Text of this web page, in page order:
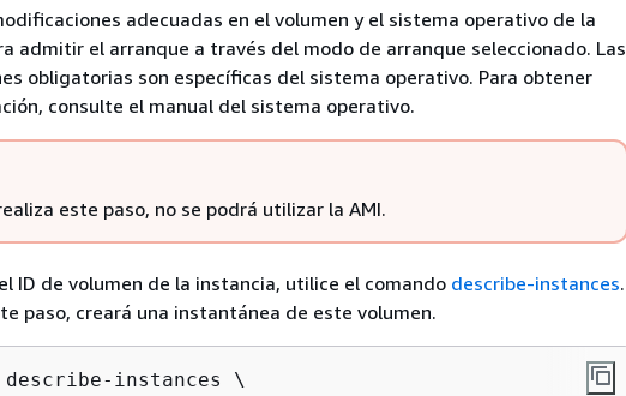
adecuadas en el volumen y el sistema operativo de la
admitir el arranque a través del modo de arranque seleccionado. Las
obligatorias son específicas del sistema operativo. Para obtener
consulte el manual del sistema operativo.
este paso, no se podrá utilizar la AMI.
ID de volumen de la instancia, utilice el comando describe-instances.
paso, creará una instantánea de este volumen.
describe-instances \